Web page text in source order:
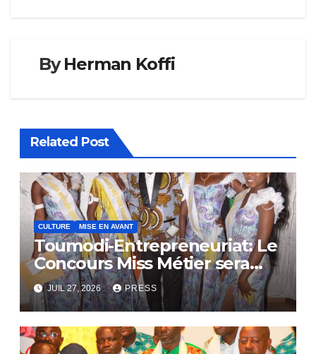
ByHerman Koffi
Related Post
CULTURE MISE EN AVANT
Toumodi-Entrepreneuriat: Le
Concours Miss Métier sera
bientôt lance.
JUIL 27, 2026 PRESS